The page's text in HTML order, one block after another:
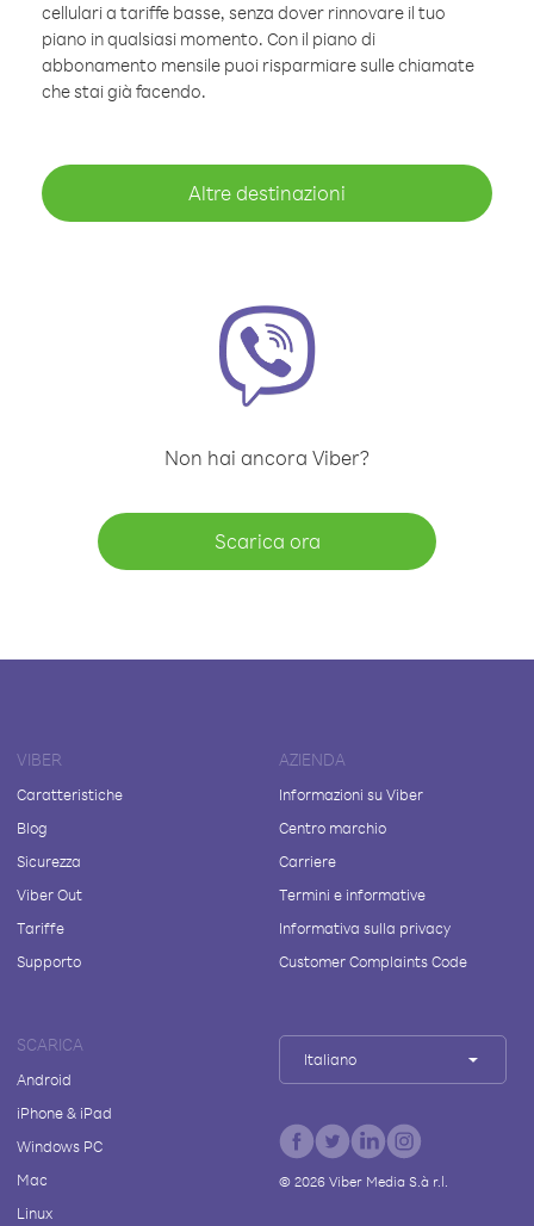
cellulari a tariffe basse, senza dover rinnovare il tuo
piano in qualsiasi momento. Con il piano di
abbonamento mensile puoi risparmiare sulle chiamate
che stai già facendo.
Altre destinazioni
Non hai ancora Viber?
Scarica ora
VIBER
Caratteristiche
Blog
Sicurezza
Viber Out
Tariffe
Supporto
AZIENDA
Informazioni su Viber
Centro marchio
Carriere
Termini e informative
Informativa sulla privacy
Customer Complaints Code
SCARICA
Android
iPhone & iPad
Windows PC
Mac
Linux
Italiano
© 2026Viber Media S.à r.l.